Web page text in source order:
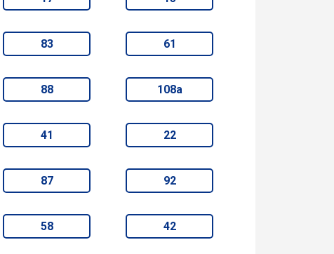
83 61
88 108а
41 22
87 92
58 42